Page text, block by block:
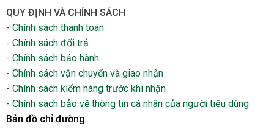
QUY ĐỊNH VÀ CHÍNH SÁCH
- Chính sách thanh toán
- Chính sách đổi trả
- Chính sách bảo hành
- Chính sách vận chuyển và giao nhận
- Chính sách kiểm hàng trước khi nhận
- Chính sách bảo vệ thông tin cá nhân của người tiêu dùng
Bản đồ chỉ đường